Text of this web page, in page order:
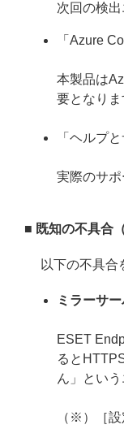
次回の検
「Azure
本製品は
要となり
「ヘルプ
実際のサポ
■ 既知の不具合
以下の不具合
ミラーサ
ESET
ると
ん」とい
（※）［